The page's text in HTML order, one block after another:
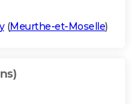
(Meurthe-et-Moselle)